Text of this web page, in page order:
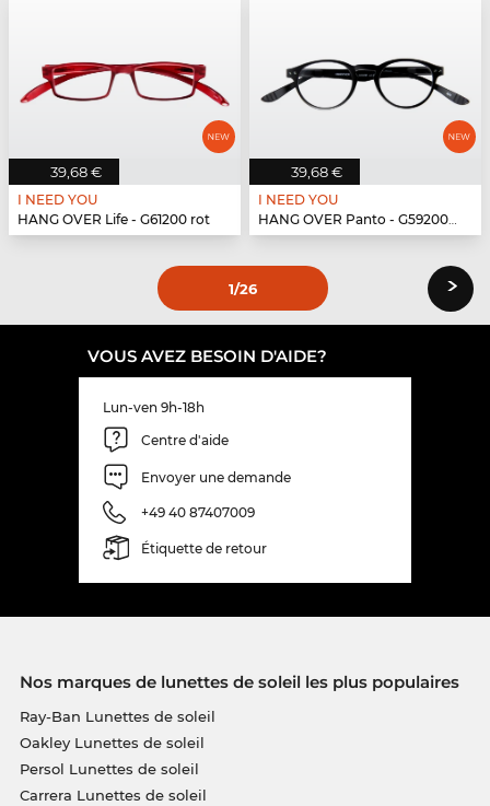
39,68 €
I NEED YOU
HANG OVER Life - G61200 rot
39,68 €
I NEED YOU
HANG OVER Panto - G59200 schwarz
1/26 ›
VOUS AVEZ BESOIN D'AIDE?
Lun-ven 9h-18h
Centre d'aide
Envoyer une demande
+49 40 87407009
Étiquette de retour
Nos marques de lunettes de soleil les plus populaires
Ray-Ban Lunettes de soleil
Oakley Lunettes de soleil
Persol Lunettes de soleil
Carrera Lunettes de soleil